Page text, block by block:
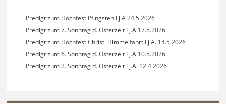
Predigt zum Hochfest Pfingsten Lj.A 24.5.2026
Predigt zum 7. Sonntag d. Osterzeit Lj.A 17.5.2026
Predigt zum Hochfest Christi Himmelfahrt Lj.A. 14.5.2026
Predigt zum 6. Sonntag d. Osterzeit Lj.A 10.5.2026
Predigt zum 2. Sonntag d. Osterzeit Lj.A. 12.4.2026